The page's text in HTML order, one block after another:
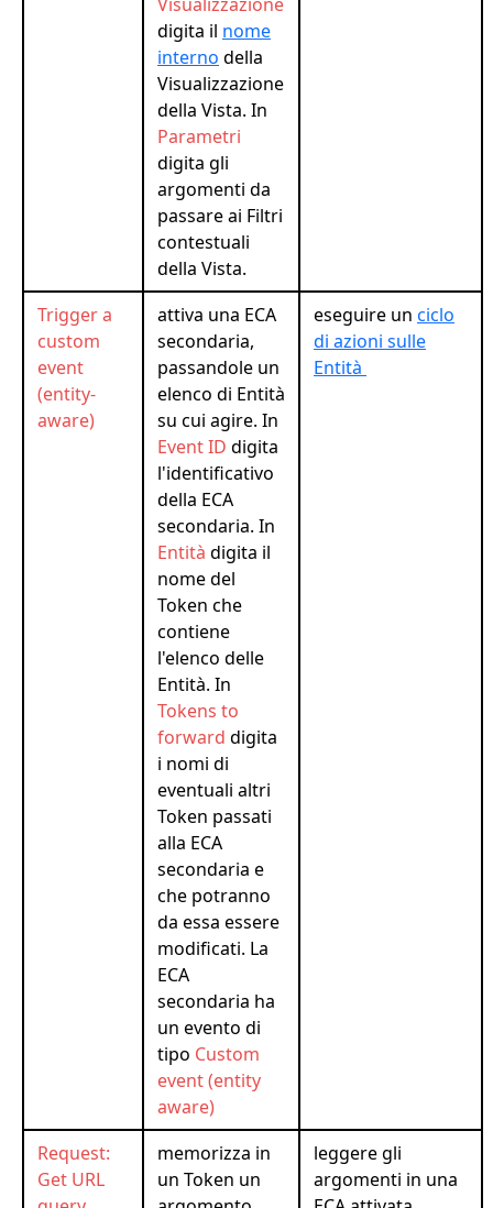
digita il nome
interno della
Visualizzazione
della Vista. In
Parametri
digita gli
argomenti da
passare ai Filtri
contestuali
della Vista.
Trigger a
custom
event
(entity-
aware)
attiva una ECA
secondaria,
passandole un
elenco di Entità
su cui agire. In
Event ID digita
l'identificativo
della ECA
secondaria. In
Entità digita il
nome del
Token che
contiene
l'elenco delle
Entità. In
Tokens to
forward digita
i nomi di
eventuali altri
Token passati
alla ECA
secondaria e
che potranno
da essa essere
modificati. La
ECA
secondaria ha
un evento di
tipo Custom
event (entity
aware)
eseguire un ciclo
di azioni sulle
Entità
Request:
Get URL
memorizza in
un Token un
leggere gli
argomenti in una